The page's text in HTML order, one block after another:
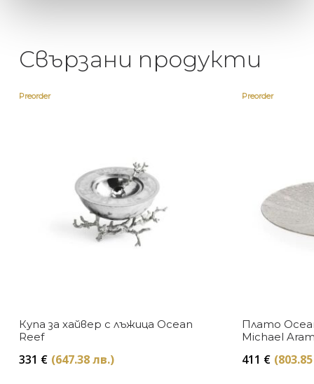
Свързани продукти
Preorder
Купа за хайвер с лъжица Ocean
Reef
331 € (647.38 лв.)
Preorder
Плато
Michael
411 €